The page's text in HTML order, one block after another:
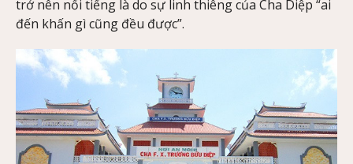
trở nên nổi tiếng là do sự linh thiêng của Cha Diệp “ai
đến khấn gì cũng đều được”.